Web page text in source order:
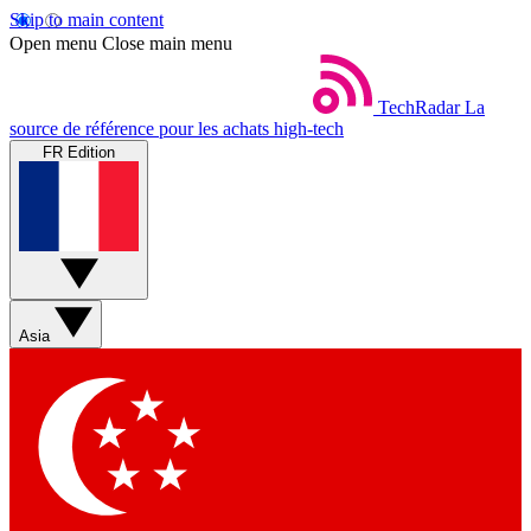
Skip to main content
Open menu Close main menu
TechRadar La
source de référence pour les achats high-tech
FR Edition
Asia